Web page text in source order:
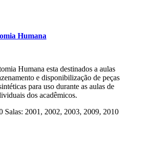
Humana
Humana esta destinados a aulas
e disponibilização de peças
para uso durante as aulas de
dos acadêmicos.
Salas: 2001, 2002, 2003, 2009, 2010